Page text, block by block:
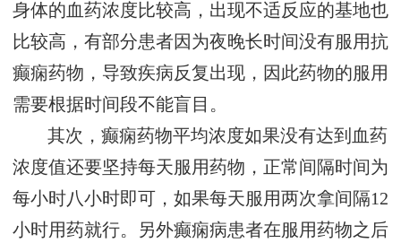
身体的血药浓度比较高，出现不适反应的基地也
比较高，有部分患者因为夜晚长时间没有服用抗
癫痫药物，导致疾病反复出现，因此药物的服用
需要根据时间段不能盲目。
其次，癫痫药物平均浓度如果没有达到血药
浓度值还要坚持每天服用药物，正常间隔时间为
每小时八小时即可，如果每天服用两次拿间隔12
小时用药就行。另外癫痫病患者在服用药物之后